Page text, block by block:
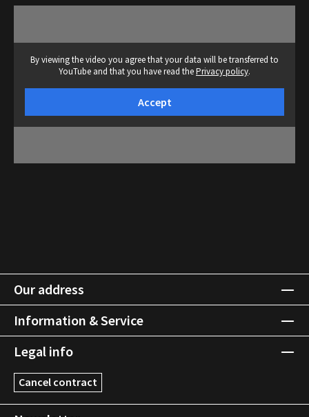
By viewing the video you agree that your data will be transferred to
YouTube and that you have read thePrivacy policy.
Accept
Our address
Information & Service
Legal info
Cancel contract